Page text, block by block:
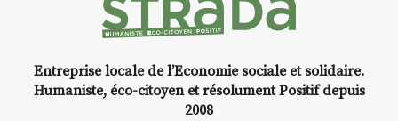
INTERVIEW
Entreprise locale de l’Economie sociale et solidaire.
Humaniste, éco-citoyen et résolument Positif depuis
2008